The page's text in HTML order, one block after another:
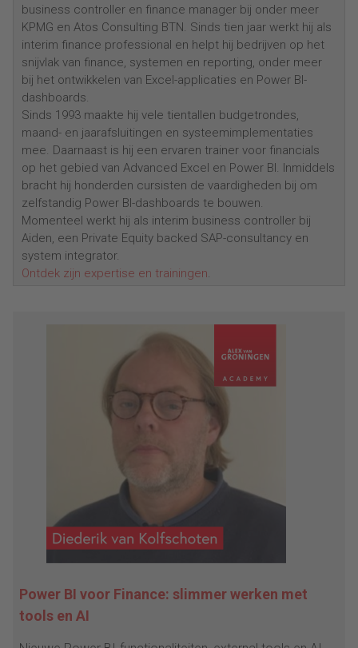
business controller en finance manager bij onder meer
KPMG en Atos Consulting BTN. Sinds tien jaar werkt hij als
interim finance professional en helpt hij bedrijven op het
snijvlak van finance, systemen en reporting, onder meer
bij het ontwikkelen van Excel-applicaties en Power BI-
dashboards.
Sinds 1993 maakte hij vele tientallen budgetrondes,
maand- en jaarafsluitingen en systeemimplementaties
mee. Daarnaast is hij een ervaren trainer voor financials
op het gebied van Advanced Excel en Power BI. Inmiddels
bracht hij honderden cursisten de vaardigheden bij om
zelfstandig Power BI-dashboards te bouwen.
Momenteel werkt hij als interim business controller bij
Aiden, een Private Equity backed SAP-consultancy en
system integrator.
Ontdek zijn expertise en trainingen.
Power BI voor Finance: slimmer werken met
tools en AI